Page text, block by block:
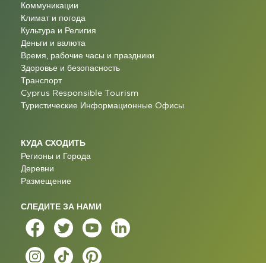
Коммуникации
Климат и погода
Культура и Религия
Деньги и валюта
Время, рабочие часы и праздники
Здоровье и безопасность
Транспорт
Cyprus Responsible Tourism
Туристические Информационные Oфисы
КУДА СХОДИТЬ
Регионы и Города
Деревни
Размещение
СЛЕДИТЕ ЗА НАМИ